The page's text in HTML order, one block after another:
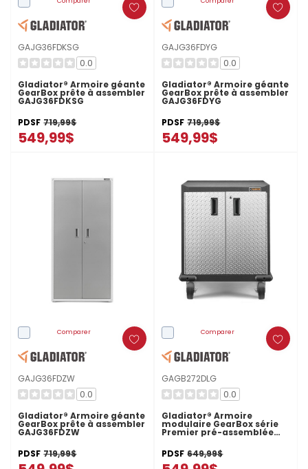
GAJG36FDKSG
0.0
Gladiator® Armoire géante
GearBox prête à assembler
GAJG36FDKSG
PDSF 719,99$
549,99$
GAJG36FDYG
0.0
Gladiator® Armoire géante
GearBox prête à assembler
GAJG36FDYG
PDSF 719,99$
549,99$
Comparer
GAJG36FDZW
0.0
Gladiator® Armoire géante
GearBox prête à assembler
GAJG36FDZW
PDSF 719,99$
Comparer
GAGB272DLG
0.0
Gladiator® Armoire
modulaire GearBox série
Premier pré-assemblée
GAGB272DLG
PDSF 649,99$